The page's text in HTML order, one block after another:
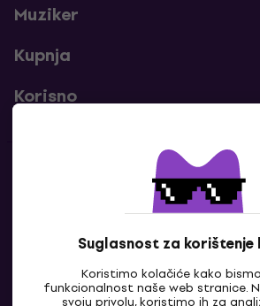
Suglasnost za
Koristimo kolačiće kako
funkcionalnost naše web stranice.
svoju privolu, koristimo ih za
Muziker
Kupnja
Korisno
Kontakti
Javi nam se